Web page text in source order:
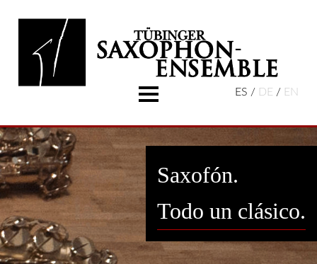
ES DE EN
Sobre nosotros
Contacto
Saxofón.
Todo un clásico.